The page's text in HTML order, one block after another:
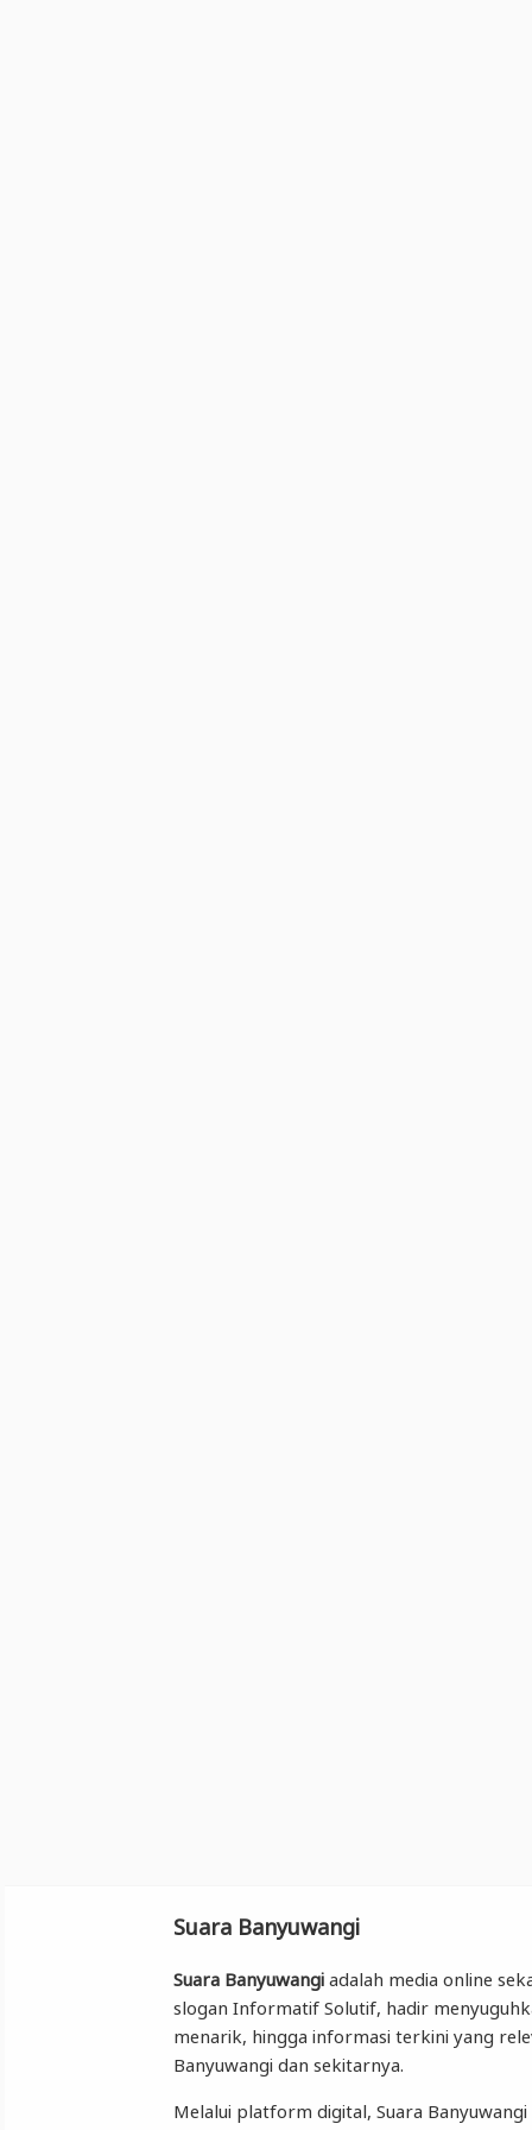
Suara Banyuwangi
Suara Banyuwangiadalah media online
slogan Informatif Solutif, hadir
menarik, hingga informasi terkini yang
Banyuwangi dan sekitarnya.
Melalui platform digital, Suara